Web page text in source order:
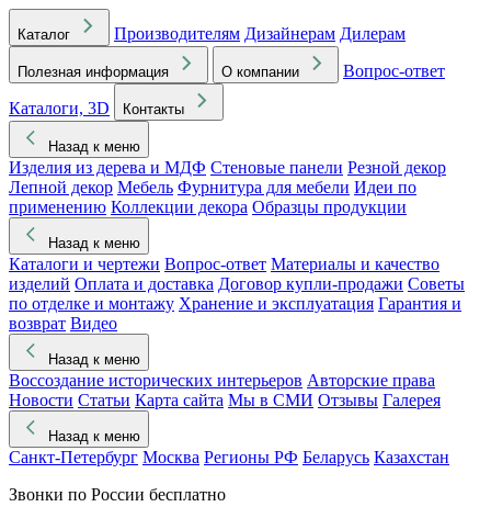
Каталог Производителям Дизайнерам Дилерам
Полезная информация О компании
Вопрос-ответ
Каталоги, 3D
Контакты
Назад к меню
Изделия из дерева и МДФ Стеновые панели Резной декор
Лепной декор Мебель Фурнитура для мебели Идеи по
применению Коллекции декора Образцы продукции
Назад к меню
Каталоги и чертежи Вопрос-ответ Материалы и качество
изделий Оплата и доставка Договор купли-продажи Советы
по отделке и монтажу Хранение и эксплуатация Гарантия и
возврат Видео
Назад к меню
Воссоздание исторических интерьеров Авторские права
Новости Статьи Карта сайта Мы в СМИ Отзывы Галерея
Назад к меню
Санкт-Петербург Москва Регионы РФ Беларусь Казахстан
Звонки по России бесплатно